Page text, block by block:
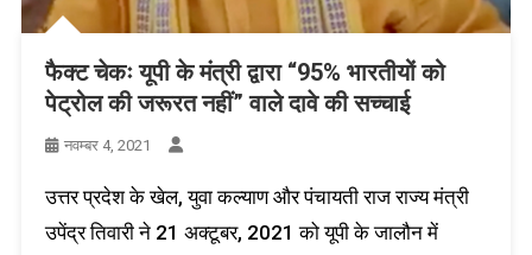
फैक्ट चेकः यूपी के मंत्री द्वारा “95% भारतीयों को
पेट्रोल की जरूरत नहीं” वाले दावे की सच्चाई
नवम्बर 4, 2021
उत्तर प्रदेश के खेल, युवा कल्याण और पंचायती राज राज्य मंत्री
उपेंद्र तिवारी ने 21 अक्टूबर, 2021 को यूपी के जालौन में